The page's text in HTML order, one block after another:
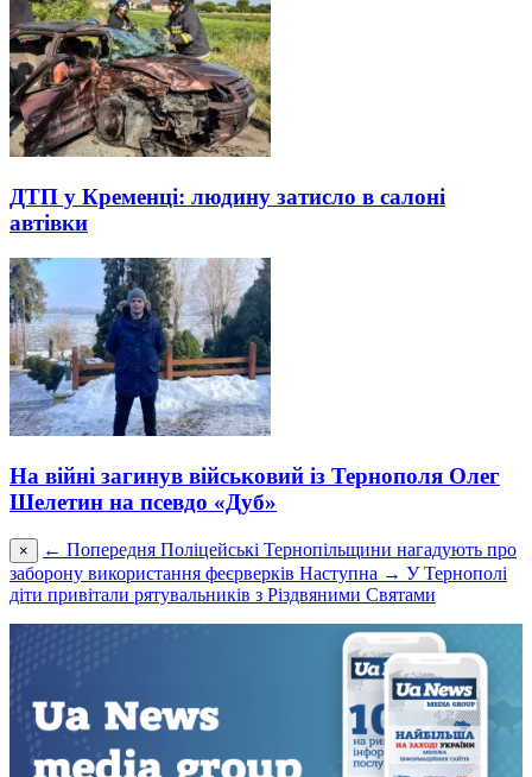
ДТП у Кременці: людину затисло в салоні
автівки
На війні загинув військовий із Тернополя Олег
Шелетин на псевдо «Дуб»
× ← Попередня Поліцейські Тернопільщини нагадують про
заборону використання феєрверків Наступна → У Тернополі
діти привітали рятувальників з Різдвяними Святами